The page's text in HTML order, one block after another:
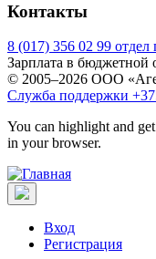
Контакты
8 (017) 356 02 99 отдел
Зарплата в бюджетной
© 2005–2026 ООО
Служба поддержки
You can highlight and
in your browser.
Вход
Регистрация